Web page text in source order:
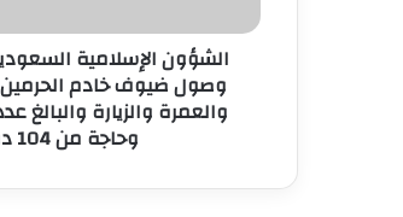
الحرمين
الشريفين
والعمرة
والزيارة
عددهم
الشؤون الإسلامية
وصول ضيوف خادم الحرمين
وحاجة من 104 دولة